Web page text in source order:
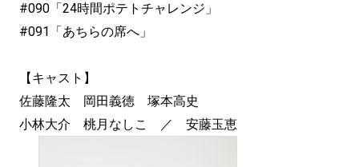
#090「24時間ポテトチャレンジ」
#091「あちらの席へ」
【キャスト】
佐藤隆太 岡田義徳 塚本高史
小林大介 桃月なしこ ／ 安藤玉恵